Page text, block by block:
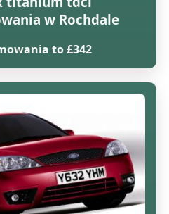
w Rochdale
to £342